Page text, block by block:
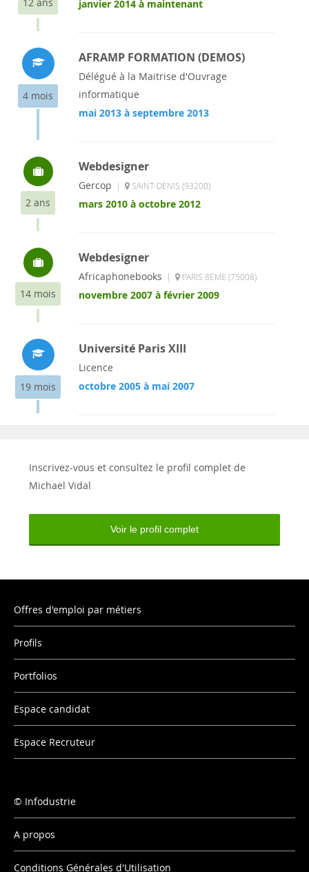
janvier 2014 à maintenant
4 mois
AFRAMP FORMATION (DEMOS)
Délégué à la Maitrise d'Ouvrage
informatique
mai 2013 à septembre 2013
2 ans
Webdesigner
Gercop | SAINT-DENIS (93200)
mars 2010 à octobre 2012
14 mois
Webdesigner
Africaphonebooks | PARIS 8EME (75008)
novembre 2007 à février 2009
19 mois
Université Paris XIII
Licence
octobre 2005 à mai 2007
Inscrivez-vous et consultez le profil complet de
Michael Vidal
Voir le profil complet
Offres d'emploi par métiers
Profils
Portfolios
Espace candidat
Espace Recruteur
Infodustrie
A propos
Conditions Générales d'Utilisation